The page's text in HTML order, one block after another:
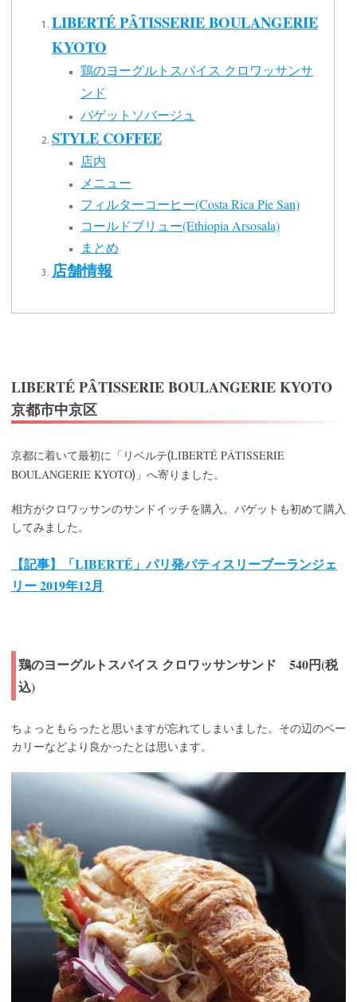
LIBERTÉ PÂTISSERIE BOULANGERIE
KYOTO
鶏のヨーグルトスパイス クロワッサンサ
ンド
バゲットソバージュ
STYLE COFFEE
店内
メニュー
フィルターコーヒー(Costa Rica Pie San)
コールドブリュー(Ethiopia Arsosala)
まとめ
店舗情報
LIBERTÉ PÂTISSERIE BOULANGERIE KYOTO
京都市中京区
京都に着いて最初に「リベルテ(LIBERTÉ PÂTISSERIE
BOULANGERIE KYOTO)」へ寄りました。
相方がクロワッサンのサンドイッチを購入。バゲットも初めて購入
してみました。
【記事】「LIBERTÉ」パリ発パティスリーブーランジェ
リー 2019年12月
鶏のヨーグルトスパイス クロワッサンサンド 540円(税
込)
ちょっともらったと思いますが忘れてしまいました。その辺のベー
カリーなどより良かったとは思います。